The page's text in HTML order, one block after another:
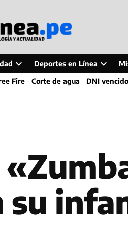
Open
dropdown
Deportes en Línea
Open
dropdown
Fire Corte de agua DNI vencido
su